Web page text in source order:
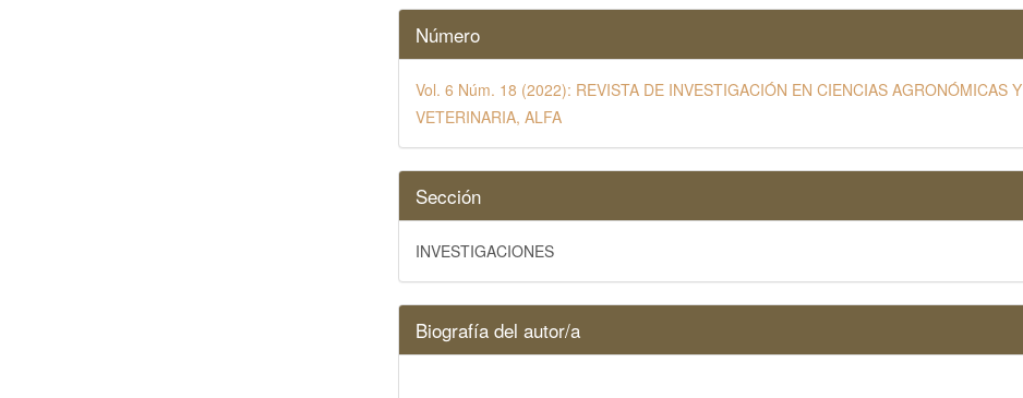
Número
Vol. 6 Núm. 18 (2022): REVISTA DE INVESTIGACIÓN EN CIENCIAS AGRONÓMICAS Y
VETERINARIA, ALFA
Sección
INVESTIGACIONES
Biografía del autor/a